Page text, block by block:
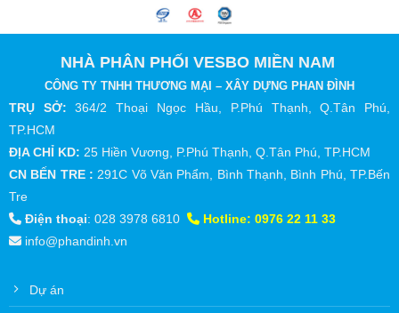
NHÀ PHÂN PHỐI VESBO MIỀN NAM
CÔNG TY TNHH THƯƠNG MẠI – XÂY DỰNG PHAN ĐÌNH
TRỤ SỞ: 364/2 Thoại Ngọc Hầu, P.Phú Thạnh, Q.Tân Phú,
TP.HCM
ĐỊA CHỈ KD: 25 Hiền Vương, P.Phú Thạnh, Q.Tân Phú, TP.HCM
CN BẾN TRE : 291C Võ Văn Phẩm, Bình Thạnh, Bình Phú, TP.Bến
Tre
Điện thoại: 028 3978 6810 Hotline: 0976 22 11 33
info@phandinh.vn
Dự án